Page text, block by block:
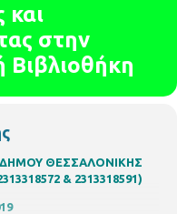
και
στην
Βιβλιοθήκη
ΔΗΜΟΥ ΘΕΣΣΑΛΟΝΙΚΗΣ
& 2313318591)